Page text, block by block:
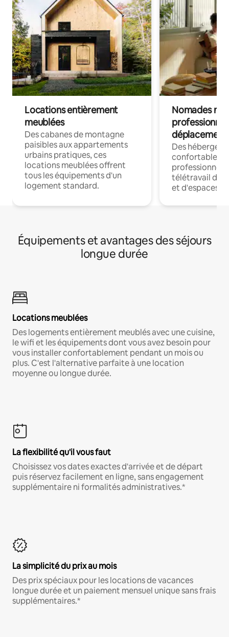
Locations entièrement
meublées
Des cabanes de montagne
paisibles aux appartements
urbains pratiques, ces
locations meublées offrent
tous les équipements d'un
logement standard.
Nomades
déplacement
Des
confortables
professionnels
télétravail
et d'espaces
Équipements et avantages des séjours
longue durée
Locations meublées
Des logements entièrement meublés avec une cuisine,
le wifi et les équipements dont vous avez besoin pour
vous installer confortablement pendant un mois ou
plus. C'est l'alternative parfaite à une location
moyenne ou longue durée.
La flexibilité qu'il vous faut
Choisissez vos dates exactes d'arrivée et de départ
puis réservez facilement en ligne, sans engagement
supplémentaire ni formalités administratives.*
La simplicité du prix au mois
Des prix spéciaux pour les locations de vacances
longue durée et un paiement mensuel unique sans frais
supplémentaires.*